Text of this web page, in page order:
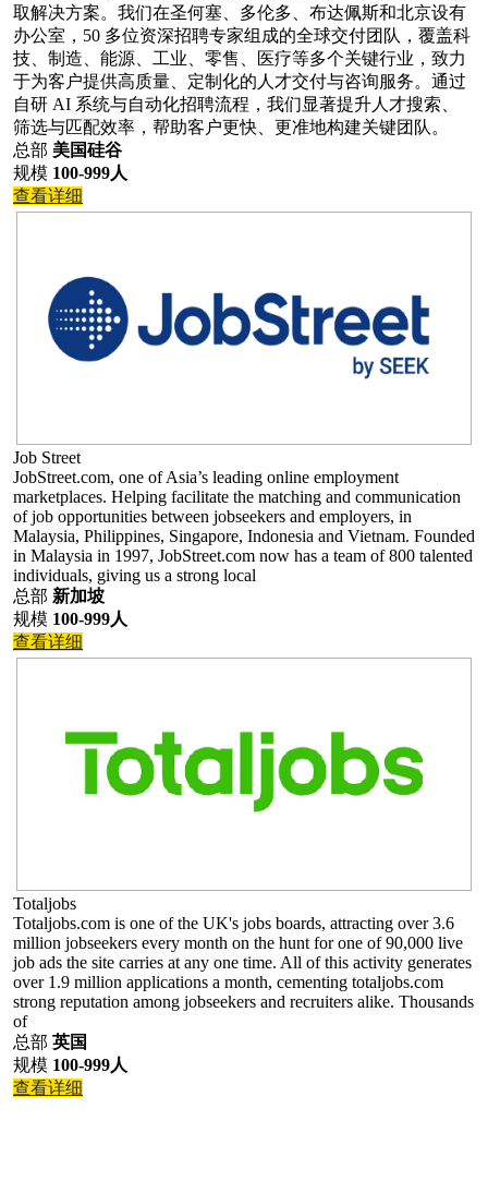
取解决方案。我们在圣何塞、多伦多、布达佩斯和北京设有
办公室，50 多位资深招聘专家组成的全球交付团队，覆盖科
技、制造、能源、工业、零售、医疗等多个关键行业，致力
于为客户提供高质量、定制化的人才交付与咨询服务。通过
自研 AI 系统与自动化招聘流程，我们显著提升人才搜索、
筛选与匹配效率，帮助客户更快、更准地构建关键团队。
总部 美国硅谷
规模 100-999人
查看详细
Job Street
JobStreet.com, one of Asia’s leading online employment
marketplaces. Helping facilitate the matching and communication
of job opportunities between jobseekers and employers, in
Malaysia, Philippines, Singapore, Indonesia and Vietnam. Founded
in Malaysia in 1997, JobStreet.com now has a team of 800 talented
individuals, giving us a strong local
总部 新加坡
规模 100-999人
查看详细
Totaljobs
Totaljobs.com is one of the UK's jobs boards, attracting over 3.6
million jobseekers every month on the hunt for one of 90,000 live
job ads the site carries at any one time. All of this activity generates
over 1.9 million applications a month, cementing totaljobs.com
strong reputation among jobseekers and recruiters alike. Thousands
of
总部 英国
规模 100-999人
查看详细